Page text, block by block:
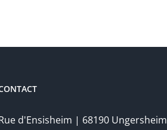
d'Ensisheim | 68190 Ungersheim